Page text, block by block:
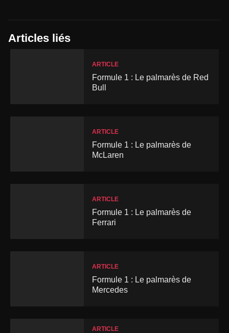
Articles liés
ARTICLE
Formule 1 : Le palmarès de Red
Bull
ARTICLE
Formule 1 : Le palmarès de
McLaren
ARTICLE
Formule 1 : Le palmarès de
Ferrari
ARTICLE
Formule 1 : Le palmarès de
Mercedes
ARTICLE